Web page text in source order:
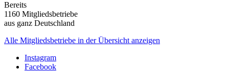
Bereits
1160 Mitgliedsbetriebe
aus ganz Deutschland
Alle Mitgliedsbetriebe in der Übersicht anzeigen
Instagram
Facebook